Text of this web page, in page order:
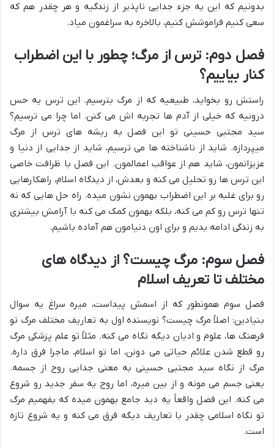
بدونیم که این یه جزء جدایی ناپذیر از زندگیه و هر چقدر هم که
سعی کنیم فراموشش کنیم، بالاخره به سراغمون میاد.
فصل دوم: ترس از مرگ؛ چطور با این اضطراب
کنار بیاییم؟
راستش رو بخواید، طبیعیه که از مرگ بترسیم. این ترس یه حس
درونیه که خیلی از آدم ها تجربه اش می کنن. اما چرا می ترسیم؟
سید مجتبی حسینی تو این فصل به ریشه های ترس از مرگ
میپردازه. شاید از ناشناخته ها می ترسیم، شاید از جدایی از دنیا و
عزیزانمون، شاید هم از عواقب اعمالمون. این فصل با ظرافت خاصی
این ترس ها رو تحلیل می کنه و بعدش، از دیدگاه اسلام، راهکارهایی
رو برای غلبه بر این اضطراب بهمون نشون میده. راه حل هایی که نه
تنها ترس رو کم می کنه، بلکه بهمون کمک می کنه با آرامش بیشتری
به زندگی ادامه بدیم و برای اون دنیامون هم آماده باشیم.
فصل سوم: مرگ چیست؟ از دیدگاه های
مختلف تا تعریف اسلام
فصل سوم همونطور که از اسمش پیداست، میره سراغ یه سوال
بنیادین: اصلاً مرگ چیست؟ نویسنده اول به تعاریف مختلف مرگ تو
فرهنگ ها، علوم و ادیان دیگه نگاه می کنه. مثلاً تو علم پزشکی مرگ
رو قطع شدن علائم حیاتی می دونن، اما تو اسلام، ماجرا فرق داره.
مرگ از نگاه سید مجتبی حسینی به معنی جدایی روح از جسمه.
یعنی جسم می مونه و از بین میره، اما روح یه سفر جدید رو شروع
می کنه. این فصل واقعاً یه دید جامع بهمون میده که بفهمیم مرگ
تو نگاه اسلامی چقدر با تعاریف دیگه فرق می کنه و یه شروع تازه
است.